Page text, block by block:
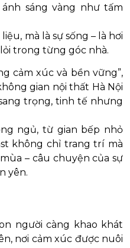
sáng vàng như tấm
mà là sự sống – là hơi
trong từng góc nhà.
cảm xúc và bền vững”,
gian nội thất Hà Nội
trọng, tinh tế nhưng
ngủ, từ gian bếp nhỏ
không chỉ trang trí mà
– câu chuyện của sự
yên.
người càng khao khát
nơi cảm xúc được nuôi